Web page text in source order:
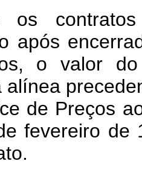
os
após
o valor do
alínea
de Preços
fevereiro de